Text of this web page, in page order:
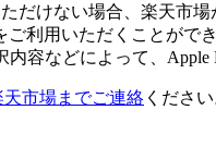
だけない場合、楽天市
利用いただくことができ
容などによって、Apple
天市場までご連絡 ください